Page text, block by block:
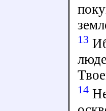
13
14Не